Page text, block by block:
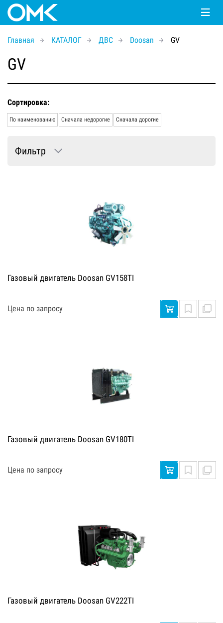
Главная КАТАЛОГ ДВС Doosan GV
GV
Сортировка:
По наименованию Сначала недорогие Сначала дорогие
Фильтр
Газовый двигатель Doosan GV158TI
Цена по запросу
Газовый двигатель Doosan GV180TI
Цена по запросу
Газовый двигатель Doosan GV222TI